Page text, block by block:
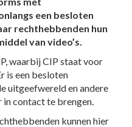
een besloten
rechthebbenden hun
van video’s.
waarbij CIP staat voor
is een besloten
uitgeefwereld en andere
contact te brengen.
kunnen hier